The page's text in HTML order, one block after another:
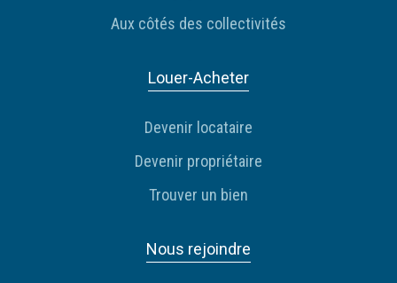
Aux côtés des collectivités
Louer-Acheter
Devenir locataire
Devenir propriétaire
Trouver un bien
Nous rejoindre